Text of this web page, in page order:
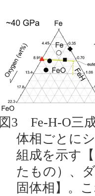
図3 Fe-H-O三
体相ごとに
組成を示す
たもの）、
固体相】。